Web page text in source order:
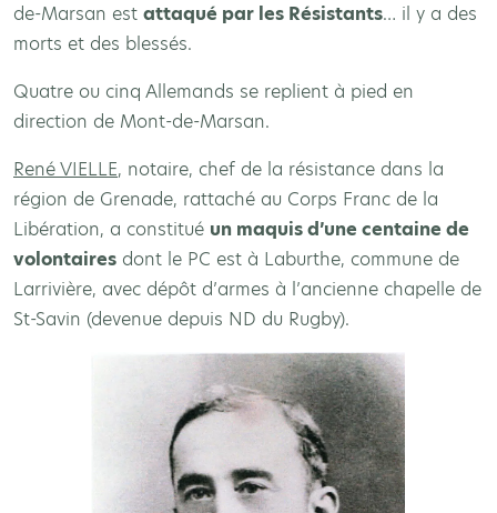
de-Marsan est attaqué par les Résistants… il y a des
morts et des blessés.
Quatre ou cinq Allemands se replient à pied en
direction de Mont-de-Marsan.
René VIELLE, notaire, chef de la résistance dans la
région de Grenade, rattaché au Corps Franc de la
Libération, a constitué un maquis d’une centaine de
volontaires dont le PC est à Laburthe, commune de
Larrivière, avec dépôt d’armes à l’ancienne chapelle de
St-Savin (devenue depuis ND du Rugby).